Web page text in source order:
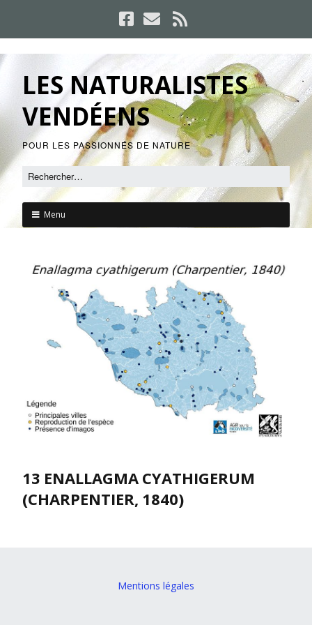
LES NATURALISTES
VENDÉENS
POUR LES PASSIONNÉS DE NATURE
Menu
13 ENALLAGMA CYATHIGERUM
(CHARPENTIER, 1840)
Mentions légales